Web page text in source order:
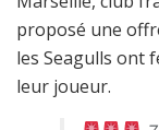
proposé une
les Seagulls ont
leur joueur.